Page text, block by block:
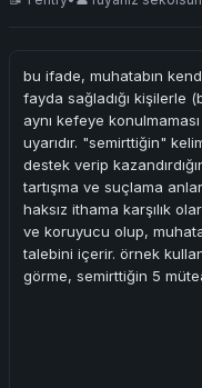
bu ifade, muhatabın
fayda sağladığı kişilerle
aynı kefeye
uyarıdır. "semirttiğin"
destek verip
tartışma ve suçlama
haksız ithama karşılık
ve koruyucu olup,
talebini içerir. örnek
görme, semirttiğin 5